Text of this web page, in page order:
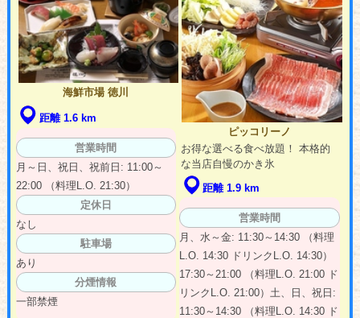
海鮮市場 徳川
距離 1.6 km
営業時間
月～日、祝日、祝前日: 11:00～
22:00 （料理L.O. 21:30）
定休日
なし
駐車場
あり
分煙情報
一部禁煙
ピッコリーノ
お得な選べる食べ放題！ 本格的
な当店自慢のかき氷
距離 1.9 km
営業時間
月、水～金: 11:30～14:30 （料理
L.O. 14:30 ドリンクL.O. 14:30）
17:30～21:00 （料理L.O. 21:00 ド
リンクL.O. 21:00）土、日、祝日:
11:30～14:30 （料理L.O. 14:30 ド